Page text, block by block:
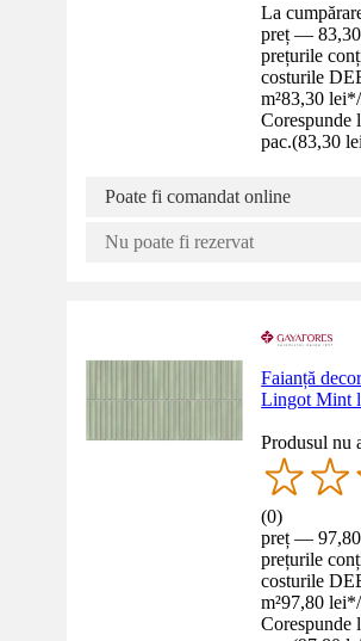
La
preț —
prețurile
costurile
m²83,30 lei*/
Corespunde
pac.(83,30
Poate fi comandat online
Nu poate fi rezervat
Faianță
Lingot Mint
Produsul nu
(0)
preț —
prețurile
costurile
m²97,80 lei*/
Corespunde